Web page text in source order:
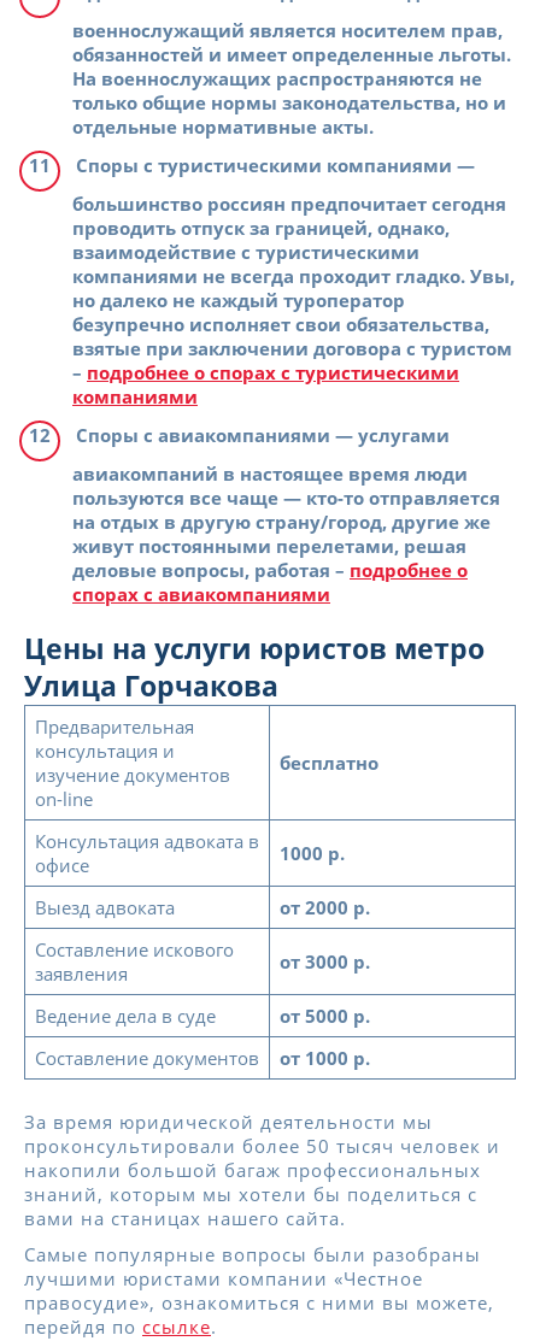
военнослужащий является носителем прав,
обязанностей и имеет определенные льготы.
На военнослужащих распространяются не
только общие нормы законодательства, но и
отдельные нормативные акты.
Споры с туристическими компаниями —
большинство россиян предпочитает сегодня
проводить отпуск за границей, однако,
взаимодействие с туристическими
компаниями не всегда проходит гладко. Увы,
но далеко не каждый туроператор
безупречно исполняет свои обязательства,
взятые при заключении договора с туристом
– подробнее о спорах с туристическими
компаниями
Споры с авиакомпаниями — услугами
авиакомпаний в настоящее время люди
пользуются все чаще — кто-то отправляется
на отдых в другую страну/город, другие же
живут постоянными перелетами, решая
деловые вопросы, работая – подробнее о
спорах с авиакомпаниями
Цены на услуги юристов метро
Улица Горчакова
Предварительная
консультация и
изучение документов
on-line
бесплатно
Консультация адвоката в
офисе
1000 р.
Выезд адвоката
от 2000 р.
Составление искового
заявления
от 3000 р.
Ведение дела в суде
от 5000 р.
Составление документов
от 1000 р.
За время юридической деятельности мы
проконсультировали более 50 тысяч человек и
накопили большой багаж профессиональных
знаний, которым мы хотели бы поделиться с
вами на станицах нашего сайта.
Самые популярные вопросы были разобраны
лучшими юристами компании «Честное
правосудие», ознакомиться с ними вы можете,
перейдя по ссылке.